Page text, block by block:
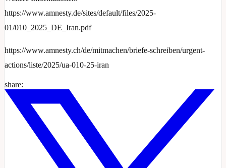
https://www.amnesty.de/sites/default/files/2025-
01/010_2025_DE_Iran.pdf
https://www.amnesty.ch/de/mitmachen/briefe-schreiben/urgent-
actions/liste/2025/ua-010-25-iran
share: